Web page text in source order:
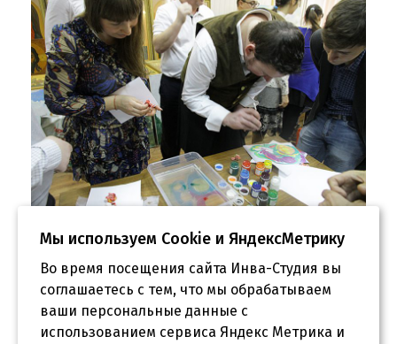
Мы используем Сookie и ЯндексМетрику
Во время посещения сайта Инва-Студия вы
соглашаетесь с тем, что мы обрабатываем
ваши персональные данные с
использованием сервиса Яндекс Метрика и